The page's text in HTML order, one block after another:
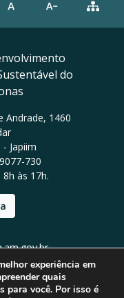
do
Andrade, 1460
Japiim
730
às 17h.
experiência em
quais
para você. Por isso é